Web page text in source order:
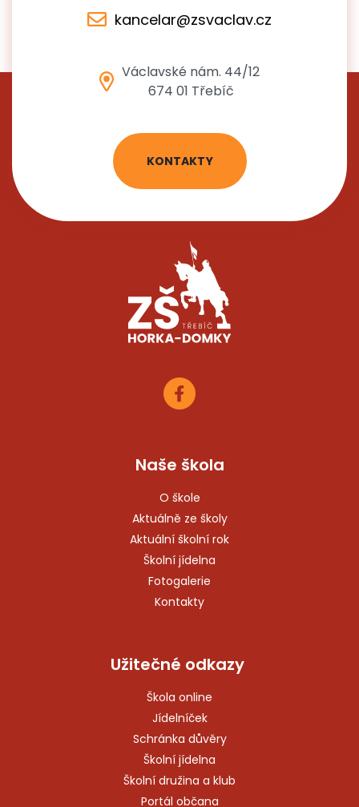
kancelar@zsvaclav.cz
Václavské nám. 44/12
674 01 Třebíč
KONTAKTY
Naše škola
O škole
Aktuálně ze školy
Aktuální školní rok
Školní jídelna
Fotogalerie
Kontakty
Užitečné odkazy
Škola online
Jídelníček
Schránka důvěry
Školní jídelna
Školní družina a klub
Portál občana